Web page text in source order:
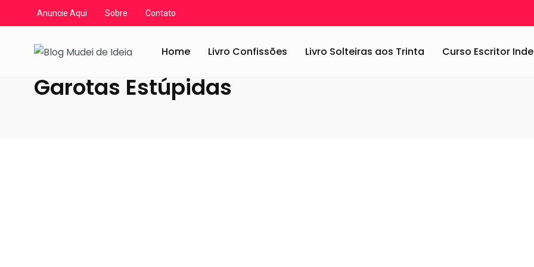
Anuncie Aqui Sobre Contato
Home Livro Confissões Livro Solteiras aos Trinta Curso Escritor
Blog Mudei de Ideia / Artigos / Garotas Estúpidas
Garotas Estúpidas